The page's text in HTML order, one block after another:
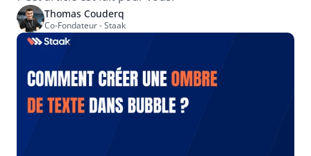
Thomas Couderq
Co-Fondateur - Staak